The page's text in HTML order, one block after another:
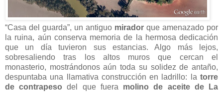
“Casa del guarda”, un antiguo mirador que amenazado por
la ruina, aún conserva memoria de la hermosa dedicación
que un día tuvieron sus estancias. Algo más lejos,
sobresaliendo tras los altos muros que cercan el
monasterio, mostrándonos aún toda su solidez de antaño,
despuntaba una llamativa construcción en ladrillo: la torre
de contrapeso del que fuera molino de aceite de La